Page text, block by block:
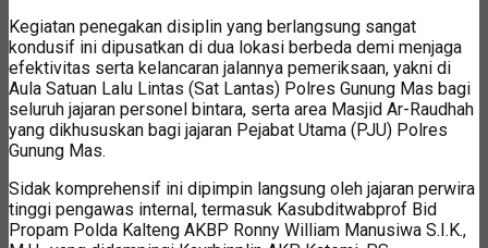
Kegiatan penegakan disiplin yang berlangsung sangat
kondusif ini dipusatkan di dua lokasi berbeda demi menjaga
efektivitas serta kelancaran jalannya pemeriksaan, yakni di
Aula Satuan Lalu Lintas (Sat Lantas) Polres Gunung Mas bagi
seluruh jajaran personel bintara, serta area Masjid Ar-Raudhah
yang dikhususkan bagi jajaran Pejabat Utama (PJU) Polres
Gunung Mas.
Sidak komprehensif ini dipimpin langsung oleh jajaran perwira
tinggi pengawas internal, termasuk Kasubditwabprof Bid
Propam Polda Kalteng AKBP Ronny William Manusiwa S.I.K.,